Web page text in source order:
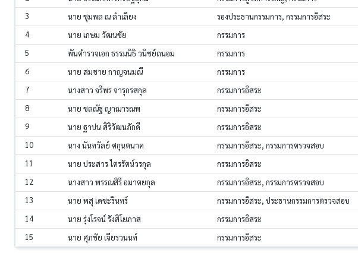
3
นาย ชุมพล ณ ลำเลียง
รองประธานกรรมการ, กรรมการอิสระ
4
นาย เกษม วัฒนชัย
กรรมการ
5
พันตำรวจเอก ธรรมนิธิ วนิชย์ถนอม
กรรมการ
6
นาย สมชาย กาญจนมณี
กรรมการ
7
นางสาว จรีพร จารุกรสกุล
กรรมการอิสระ
8
นาย ชลณัฐ ญาณารณพ
กรรมการอิสระ
9
นาย ฐาปน สิริวัฒนภักดี
กรรมการอิสระ
10
นาง นันทวัลย์ ศกุนตนาค
กรรมการอิสระ, กรรมการตรวจสอบ
11
นาย ประสาร ไตรรัตน์วรกุล
กรรมการอิสระ
12
นางสาว พรรณสิรี อมาตยกุล
กรรมการอิสระ, กรรมการตรวจสอบ
13
นาย พสุ เดชะรินทร์
กรรมการอิสระ, ประธานกรรมการตรวจสอบ
14
นาย รุ่งโรจน์ รังสิโยภาส
กรรมการอิสระ
15
นาย ศุภชัย เจียรวนนท์ กรรมการอิสระ